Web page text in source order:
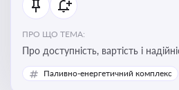
ПРО ЩО ТЕМА:
Про доступність, вартість і
енергопостачання для бізнесу та
стабільність
Паливно-енергетичний комплекс